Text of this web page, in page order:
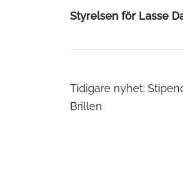
Styrelsen för Lasse
Tidigare nyhet:
Brillen